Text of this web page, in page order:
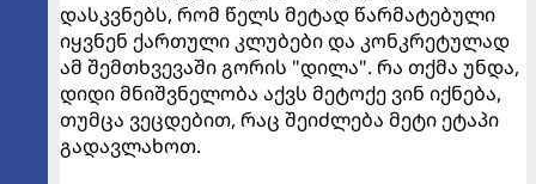
დასკვნებს, რომ წელს მეტად წარმატებული
იყვნენ ქართული კლუბები და კონკრეტულად
ამ შემთხვევაში გორის "დილა". რა თქმა უნდა,
დიდი მნიშვნელობა აქვს მეტოქე ვინ იქნება,
თუმცა ვეცდებით, რაც შეიძლება მეტი ეტაპი
გადავლახოთ.